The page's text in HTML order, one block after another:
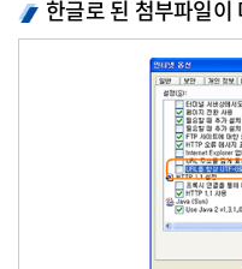
한글로 된 첨부파일이